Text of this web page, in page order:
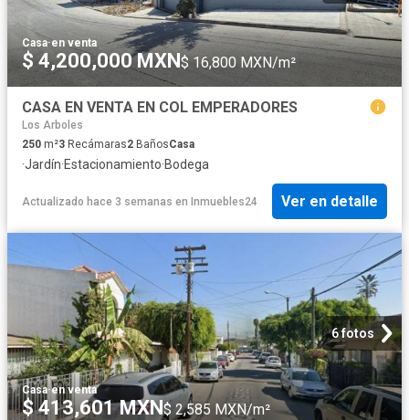
Casa·en venta
$ 4,200,000 MXN$ 16,800 MXN/m²
CASA EN VENTA EN COL EMPERADORES
Los Arboles
250 m²3 Recámaras2 BañosCasa
·Jardín·Estacionamiento·Bodega
Actualizado hace 3 semanas en Inmuebles24 Ver en detalle
6 fotos
Casa·en venta
$ 413,601 MXN$ 2,585 MXN/m²